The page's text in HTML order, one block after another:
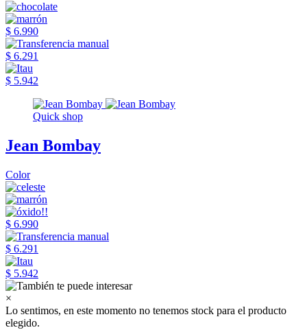
$ 6.990
$ 6.291
$ 5.942
Quick shop
Jean Bombay
Color
$ 6.990
$ 6.291
$ 5.942
×
Lo sentimos, en este momento no tenemos stock para el producto
elegido.